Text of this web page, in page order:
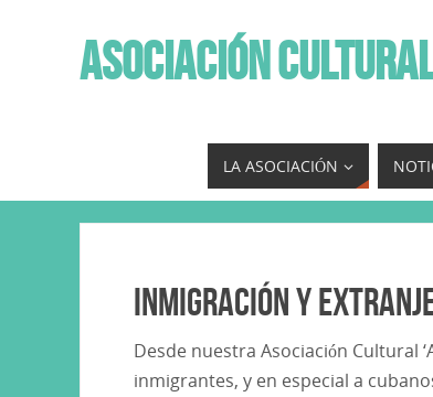
ASOCIACIÓN
LA ASOCIACIÓN
Inmigración y
Desde nuestra Asociación Cultural
inmigrantes, y en especial a